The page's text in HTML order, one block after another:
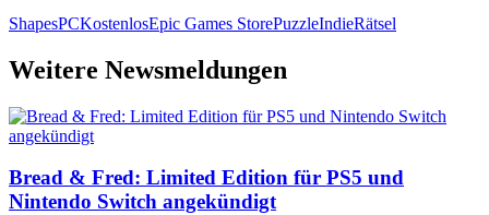
ShapesPCKostenlosEpic Games StorePuzzleIndieRätsel
Weitere Newsmeldungen
Bread & Fred: Limited Edition für PS5 und
Nintendo Switch angekündigt